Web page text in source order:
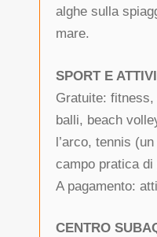
alghe sulla
mare.
SPORT E
Gratuite:
balli, beach
l’arco, tennis
campo pratica di
A pagamento:
CENTRO